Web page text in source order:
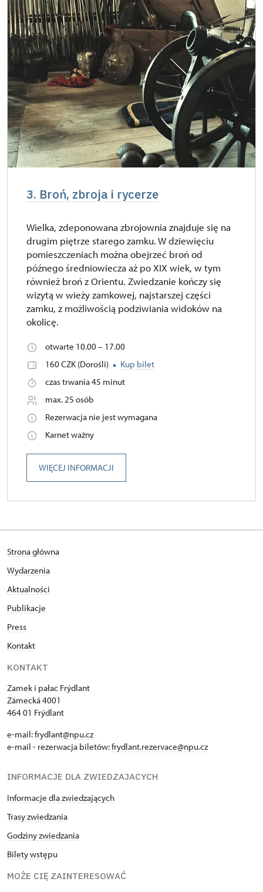
3. Broń, zbroja i rycerze
Wielka, zdeponowana zbrojownia znajduje się na
drugim piętrze starego zamku. W dziewięciu
pomieszczeniach można obejrzeć broń od
późnego średniowiecza aż po XIX wiek, w tym
również broń z Orientu. Zwiedzanie kończy się
wizytą w wieży zamkowej, najstarszej części
zamku, z możliwością podziwiania widoków na
okolicę.
otwarte 10.00 – 17.00
160 CZK (Dorośli)
Kup bilet
czas trwania 45 minut
max. 25 osób
Rezerwacja nie jest wymagana
Karnet ważny
WIĘCEJ INFORMACJI
Strona główna
Wydarzenia
Aktualności
Publikacje
Press
Kontakt
KONTAKT
Zamek i pałac Frýdlant
Zámecká 4001
464 01 Frýdlant
e-mail:frydlant@npu.cz
e-mail - rezerwacja biletów:frydlant.rezervace@npu.cz
INFORMACJE DLA ZWIEDZAJACYCH
Informacje dla zwiedzających
Trasy zwiedzania
Godziny zwiedzania
Bilety wstępu
MOŻE CIĘ ZAINTERESOWAĆ